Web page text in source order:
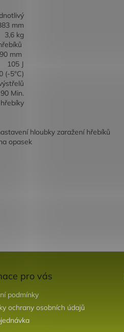
mm
3,6 kg
mm
105 J
(-5°C)
90 Min.
hloubky zaražení hřebíků
opasek
pro vás
podmínky
ochrany osobních údajů